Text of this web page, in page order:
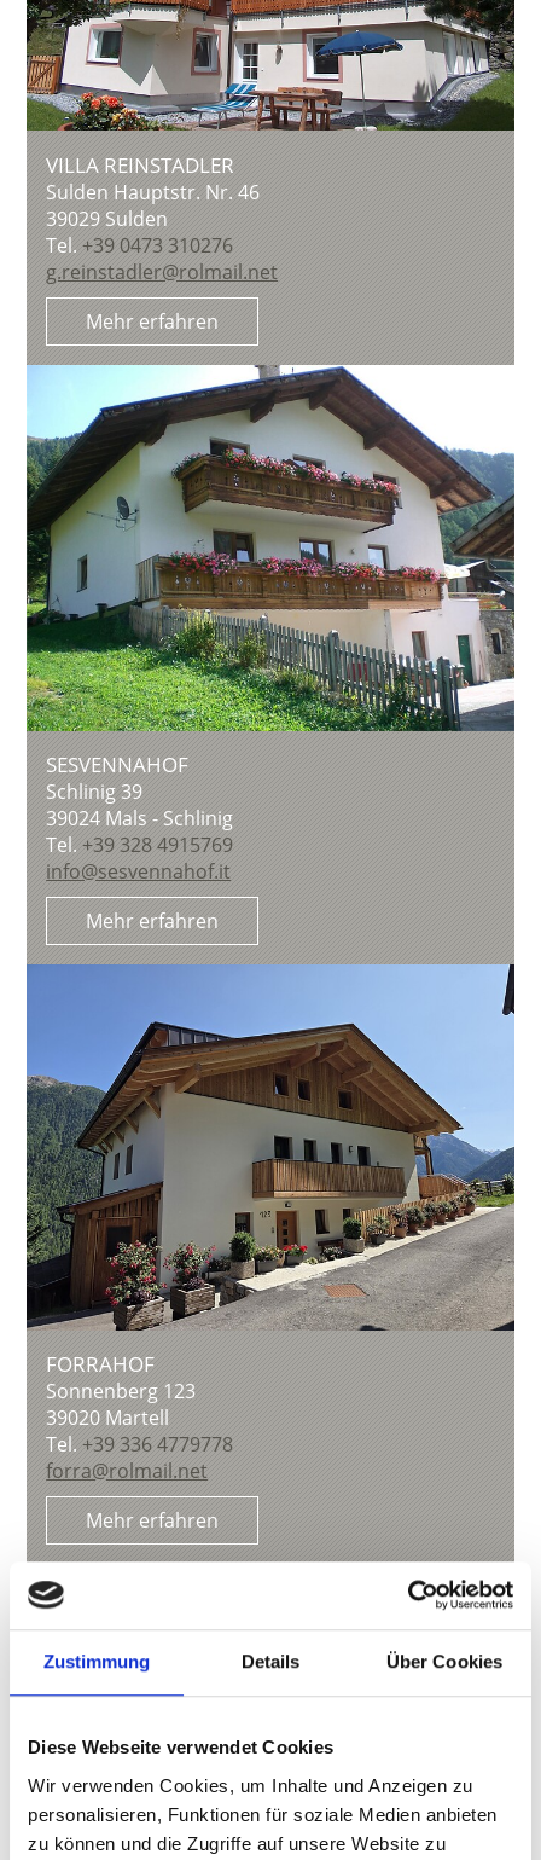
Zustimmung Details Über Cookies
Diese Webseite verwendet Cookies
Wir verwenden Cookies, um Inhalte und Anzeigen zu
personalisieren, Funktionen für soziale Medien anbieten
zu können und die Zugriffe auf unsere Website zu
VILLA REINSTADLER
Sulden Hauptstr. Nr. 46
39029Sulden
Tel.+39 0473 310276
g.reinstadler@rolmail.net
Mehr erfahren
SESVENNAHOF
Schlinig 39
39024 Mals - Schlinig
Tel.+39 328 4915769
info@sesvennahof.it
Mehr erfahren
FORRAHOF
Sonnenberg 123
39020 Martell
Tel.+39 336 4779778
forra@rolmail.net
Mehr erfahren